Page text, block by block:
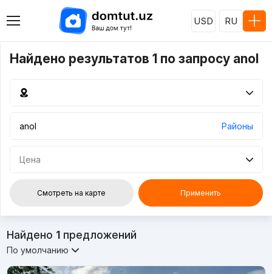
USD RU
Найдено результатов 1 по запросу anol
Районы
Цена
Смотреть на карте Применить
Найдено 1предложений
По умолчанию